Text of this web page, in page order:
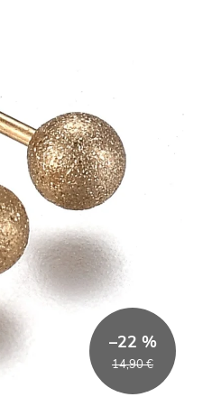
14,90 €
–22 %